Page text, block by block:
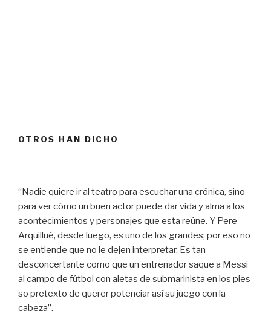
OTROS HAN DICHO
“Nadie quiere ir al teatro para escuchar una crónica, sino
para ver cómo un buen actor puede dar vida y alma a los
acontecimientos y personajes que esta reúne. Y Pere
Arquillué, desde luego, es uno de los grandes; por eso no
se entiende que no le dejen interpretar. Es tan
desconcertante como que un entrenador saque a Messi
al campo de fútbol con aletas de submarinista en los pies
so pretexto de querer potenciar así su juego con la
cabeza”.